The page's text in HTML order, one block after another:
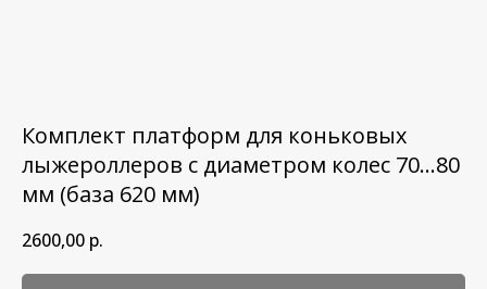
Комплект платформ для коньковых
лыжероллеров с диаметром колес 70...80
мм (база 620 мм)
2600,00 р.